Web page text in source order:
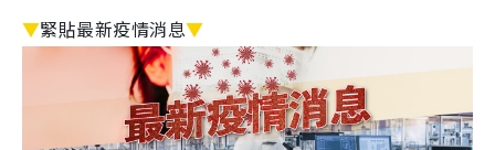
▼緊貼最新疫情消息▼